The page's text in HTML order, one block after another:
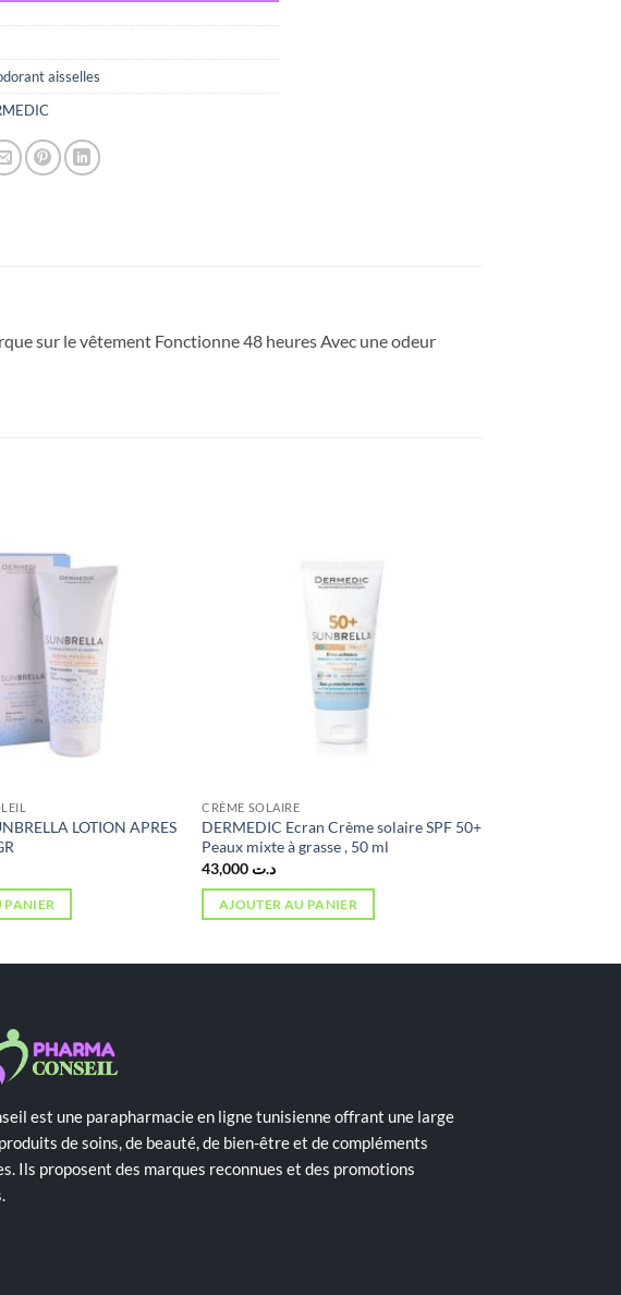
aisselles
sur le vêtement Fonctionne 48 heures Avec une odeur
LOTION APRES
PANIER
CRÈME SOLAIRE
DERMEDIC Ecran Crème solaire SPF 50+
Peaux mixte à grasse , 50 ml
د.ت
AJOUTER AU PANIER
est une parapharmacie en ligne tunisienne offrant une large
de soins, de beauté, de bien-être et de compléments
Ils proposent des marques reconnues et des promotions